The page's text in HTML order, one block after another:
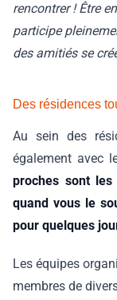
rencontrer ! Être
participe
des amitiés se
Des résidences
Au sein des
également avec
proches sont
quand vous le
pour quelques
Les équipes
membres de